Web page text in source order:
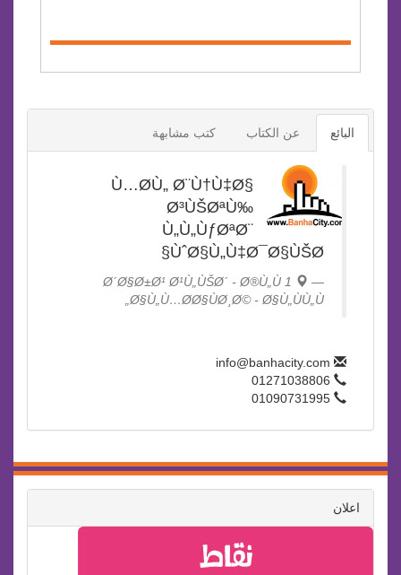
البائع عن الكتاب كتب مشابهة
Ù…Ø­Ù„ Ø¨Ù†Ù‡Ø§
Ø³ÙŠØªÙ‰
Ù„Ù„ÙƒØªØ¨
ÙˆØ§Ù„Ù‡Ø¯Ø§ÙŠØ§
1 Ø´Ø§Ø±Ø¹ Ø¹Ù„ÙŠØ´ - Ø®Ù„Ù
Ø§Ù„Ù…Ø­Ø§ÙØ¸Ø© - Ø§Ù„ÙÙ„Ù„
اعلان